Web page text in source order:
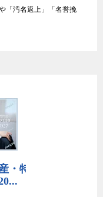
「汚名返上」「名誉挽